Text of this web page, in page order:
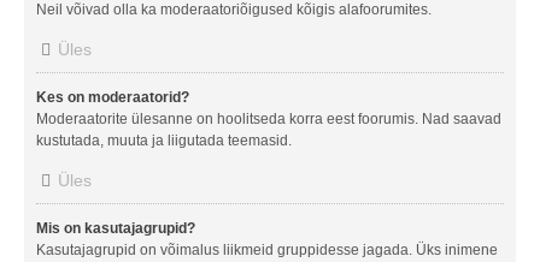
Neil võivad olla ka moderaatoriõigused kõigis alafoorumites.
Üles
Kes on moderaatorid?
Moderaatorite ülesanne on hoolitseda korra eest foorumis. Nad saavad
kustutada, muuta ja liigutada teemasid.
Üles
Mis on kasutajagrupid?
Kasutajagrupid on võimalus liikmeid gruppidesse jagada. Üks inimene